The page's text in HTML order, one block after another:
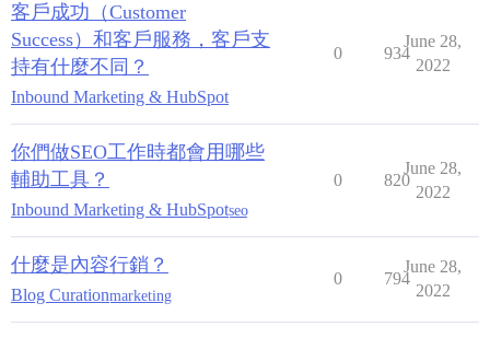
客戶成功（Customer
Success）和客戶服務，客戶支
持有什麼不同？
Inbound Marketing & HubSpot
0 934
June 28,
2022
你們做SEO工作時都會用哪些
輔助工具？
Inbound Marketing & HubSpotseo
0 820
June 28,
2022
什麼是內容行銷？
Blog Curationmarketing
0 794
June 28,
2022